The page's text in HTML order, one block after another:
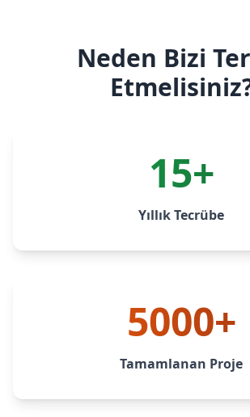
Neden Bizi
15+
Yıllık Tecrübe
5000+
Tamamlanan Proje